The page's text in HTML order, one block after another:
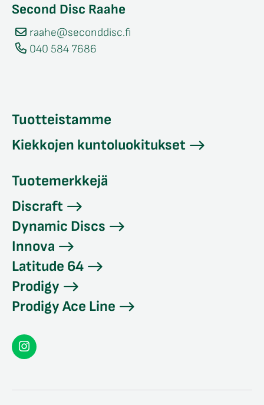
Second Disc Raahe
raahe@seconddisc.fi
040 584 7686
Tuotteistamme
Kiekkojen kuntoluokitukset
Tuotemerkkejä
Discraft
Dynamic Discs
Innova
Latitude 64
Prodigy
Prodigy Ace Line
Seconddisc